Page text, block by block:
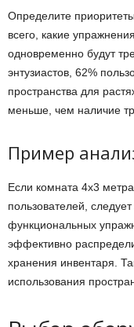
Определите
всего, какие
одновременно будут
энтузиастов, 62%
пространства для
меньше, чем наличие
Пример
Если комната 4х3
пользователей,
функциональных
эффективно
хранения инвентаря.
использования